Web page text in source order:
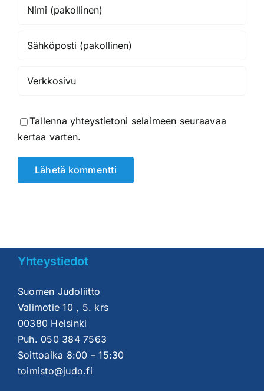
Tallenna yhteystietoni selaimeen seuraavaa
kertaa varten.
Yhteystiedot
Suomen Judoliitto
Valimotie 10 , 5. krs
00380 Helsinki
Puh. 050 384 7563
Soittoaika 8:00 – 15:30
toimisto@judo.fi